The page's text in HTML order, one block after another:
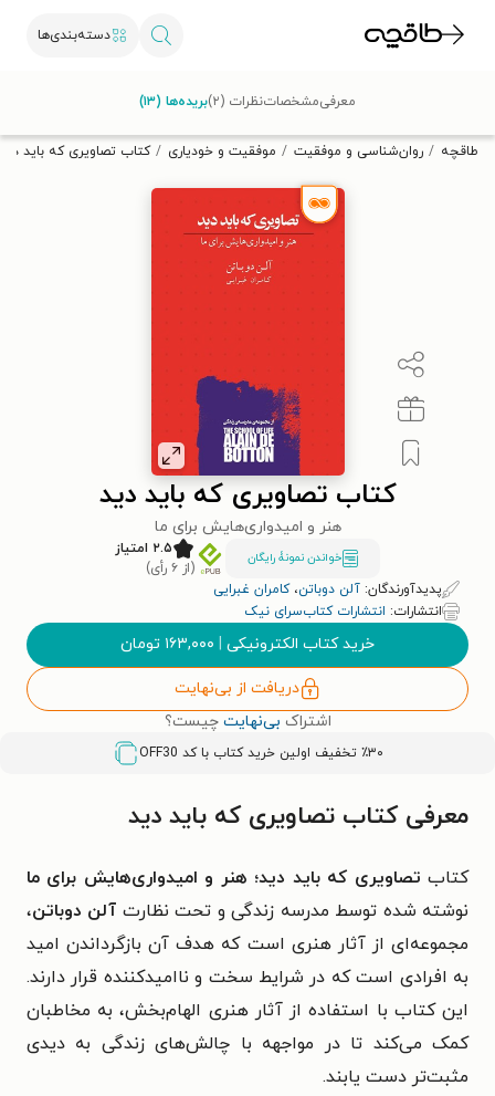
دسته‌بندی‌ها
تخفیف از طاقچه دریافت کن.
طاقچه روان‌شناسی و موفقیت موفقیت و خودیاری کتاب تصاویری که باید دید
کتاب تصاویری که باید دید
هنر و امیدواری‌هایش برای ما
خواندن نمونۀ رایگان
۲.۵ امتیاز
(از ۶ رأی)
پدیدآورندگان: آلن دوباتن،کامران غبرایی
انتشارات: انتشارات کتاب‌سرای نیک
خرید کتاب الکترونیکی | ۱۶۳,۰۰۰ تومان
دریافت از بی‌نهایت
اشتراک بی‌نهایت چیست؟
٪۳۰ تخفیف اولین خرید کتاب با کد OFF30
معرفیمشخصاتنظرات (۲) بریده‌ها (۱۳)
معرفی کتاب تصاویری که باید دید
کتاب تصاویری که باید دید؛ هنر و امیدواری‌هایش برای ما
نوشته شده توسط مدرسه زندگی و تحت نظارت آلن دوباتن،
مجموعه‌ای از آثار هنری است که هدف آن بازگرداندن امید
به افرادی است که در شرایط سخت و ناامیدکننده قرار دارند.
این کتاب با استفاده از آثار هنری الهام‌بخش، به مخاطبان
کمک می‌کند تا در مواجهه با چالش‌های زندگی به دیدی
مثبت‌تر دست یابند.